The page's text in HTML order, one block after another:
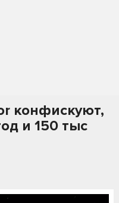
конфискуют,
и 150 тыс